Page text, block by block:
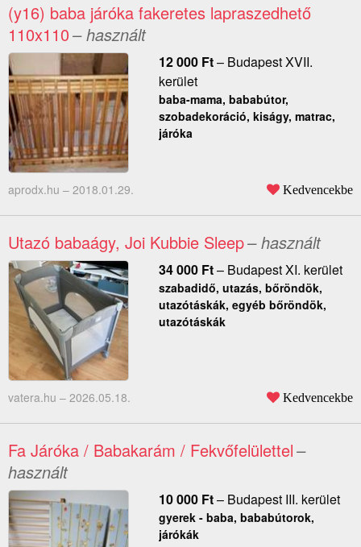
(y16) baba járóka fakeretes lapraszedhető
110x110– használt
12 000 Ft– Budapest XVII.
kerület
baba-mama, bababútor,
szobadekoráció, kiságy, matrac,
járóka
aprodx.hu – 2018.01.29. Kedvencekbe
Utazó babaágy, Joi Kubbie Sleep– használt
34 000 Ft– Budapest XI. kerület
szabadidő, utazás, bőröndök,
utazótáskák, egyéb bőröndök,
utazótáskák
vatera.hu – 2026.05.18. Kedvencekbe
Fa Járóka / Babakarám / Fekvőfelülettel–
használt
10 000 Ft– Budapest III. kerület
gyerek - baba, bababútorok,
járókák